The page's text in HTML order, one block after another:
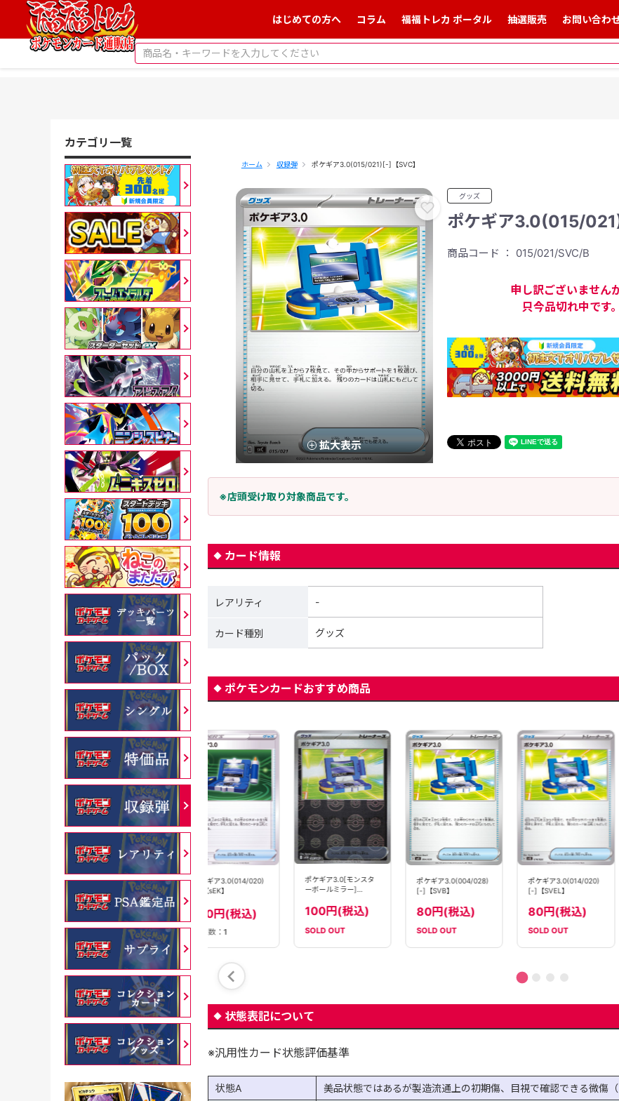
はじめての方へ コラム 福福トレカ ポータル 抽選販売 お問い合わ
ホーム 収録弾 ポケギア3.0(015/021)[-]【SVC】
拡大表示
グッズ
ポケギア3.0(015/
商品コード ： 015/021/SVC/B
申し訳ございませんが
只今品切れ中です。
※店頭受け取り対象商品です。
カード情報
レアリティ -
カード種別 グッズ
ポケモンカードおすすめ商品
ポケギア3.0(014/022)
180円(税込)
ポケギア3.0(014/020)
[-]【sEK】
180円(税込)
在庫数：1
ポケギア3.0[モンスタ
【SV11B】
100円(税込)
SOLD OUT
ポケギア3.0(004/028)
[-]【SVB】
80円(税込)
SOLD OUT
ポケギア3.0(014/020)
80円(税込)
SOLD OUT
ポケギア3.0(081/
[U]【SV11B】
80円(税込)
SOLD OUT
状態表記について
※汎用性カード状態評価基準
状態A
美品状態ではあるが製造流通上の初期傷、目視で確認できる微傷
カテゴリ一覧